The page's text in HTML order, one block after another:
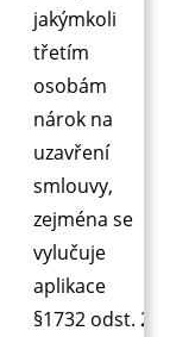
jakýmkoli
třetím
osobám
nárok na
uzavření
smlouvy,
zejména se
vylučuje
aplikace
§1732 odst. 2